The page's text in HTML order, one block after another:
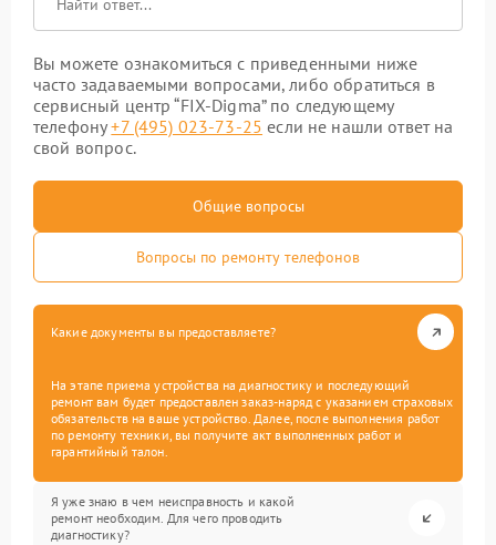
Вы можете ознакомиться с приведенными ниже
часто задаваемыми вопросами, либо обратиться в
сервисный центр “FIX-Digma” по следующему
телефону+7 (495) 023-73-25 если не нашли ответ на
свой вопрос.
Общие вопросы
Вопросы по ремонту телефонов
Какие документы вы предоставляете?
На этапе приема устройства на диагностику и последующий
ремонт вам будет предоставлен заказ-наряд с указанием страховых
обязательств на ваше устройство. Далее, после выполнения работ
по ремонту техники, вы получите акт выполненных работ и
гарантийный талон.
Я уже знаю в чем неисправность и какой
ремонт необходим. Для чего проводить
диагностику?